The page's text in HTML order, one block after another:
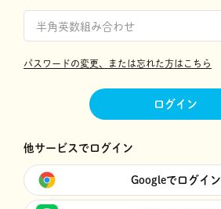
パスワードの変更、または忘れた方はこちら
ログイン
他サービスでログイン
Googleでログイン